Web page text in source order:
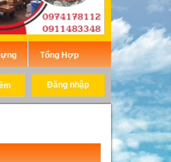
Tổng Hợp
Đăng nhập